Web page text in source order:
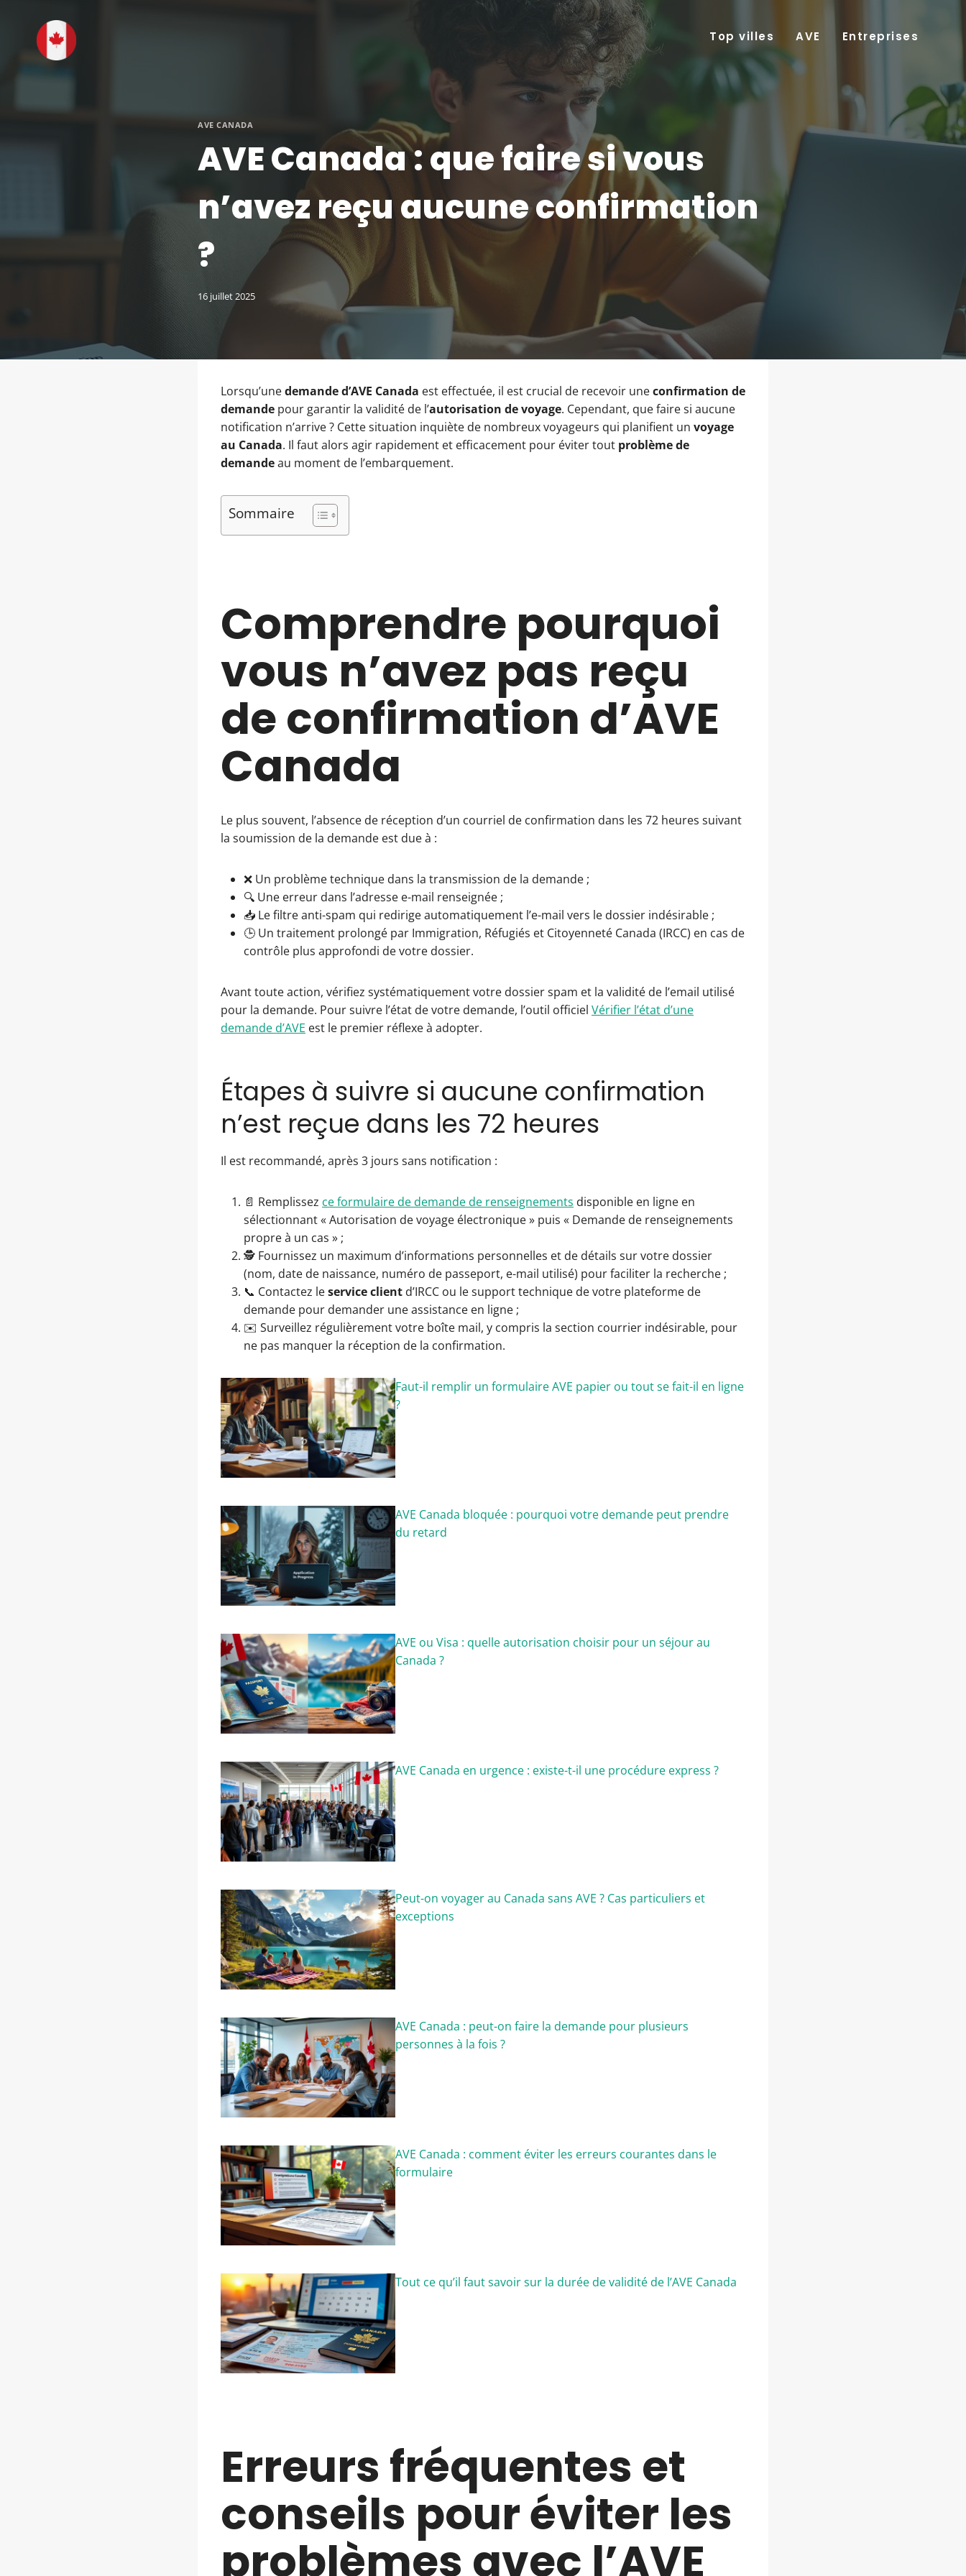
contenu
Top villes AVE Entreprises
AVE CANADA
AVE Canada : que faire si vous
n’avez reçu aucune confirmation
?
16 juillet 2025
Lorsqu’unedemande d’AVE Canada est effectuée, il est crucial de recevoir uneconfirmation de
demande pour garantir la validité de l’autorisation de voyage. Cependant, que faire si aucune
notification n’arrive ? Cette situation inquiète de nombreux voyageurs qui planifient un voyage
au Canada. Il faut alors agir rapidement et efficacement pour éviter tout problème de
demandeau moment de l’embarquement.
Sommaire
Comprendre pourquoi
vous n’avez pas reçu
de confirmation d’AVE
Canada
Le plus souvent, l’absence de réception d’un courriel de confirmation dans les 72 heures suivant
la soumission de la demande est due à :
❌ Un problème technique dans la transmission de la demande ;
🔍 Une erreur dans l’adresse e-mail renseignée ;
📥 Le filtre anti-spam qui redirige automatiquement l’e-mail vers le dossier indésirable ;
🕒 Un traitement prolongé par Immigration, Réfugiés et Citoyenneté Canada (IRCC) en cas de
contrôle plus approfondi de votre dossier.
Avant toute action, vérifiez systématiquement votre dossier spam et la validité de l’email utilisé
pour la demande. Pour suivre l’état de votre demande, l’outil officiel Vérifier l’état d’une
demande d’AVE est le premier réflexe à adopter.
Étapes à suivre si aucune confirmation
n’est reçue dans les 72 heures
Il est recommandé, après 3 jours sans notification :
📄 Remplissez ce formulaire de demande de renseignements disponible en ligne en
sélectionnant « Autorisation de voyage électronique » puis « Demande de renseignements
propre à un cas » ;
🕵️ Fournissez un maximum d’informations personnelles et de détails sur votre dossier
(nom, date de naissance, numéro de passeport, e-mail utilisé) pour faciliter la recherche ;
📞 Contactez leservice client d’IRCC ou le support technique de votre plateforme de
demande pour demander une assistance en ligne ;
✉️ Surveillez régulièrement votre boîte mail, y compris la section courrier indésirable, pour
ne pas manquer la réception de la confirmation.
Faut-il remplir un formulaire AVE papier ou tout se fait-il en ligne
?
AVE Canada bloquée : pourquoi votre demande peut prendre
du retard
AVE ou Visa : quelle autorisation choisir pour un séjour au
Canada ?
AVE Canada en urgence : existe-t-il une procédure express ?
Peut-on voyager au Canada sans AVE ? Cas particuliers et
exceptions
AVE Canada : peut-on faire la demande pour plusieurs
personnes à la fois ?
AVE Canada : comment éviter les erreurs courantes dans le
formulaire
Tout ce qu’il faut savoir sur la durée de validité de l’AVE Canada
Erreurs fréquentes et
conseils pour éviter les
problèmes avec l’AVE